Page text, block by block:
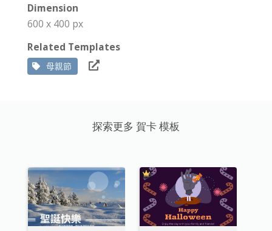
Dimension
600 x 400 px
Related Templates
母親節
探索更多 賀卡 模板